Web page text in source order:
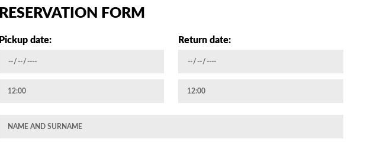
RESERVATION FORM
Pickup date: Return date: